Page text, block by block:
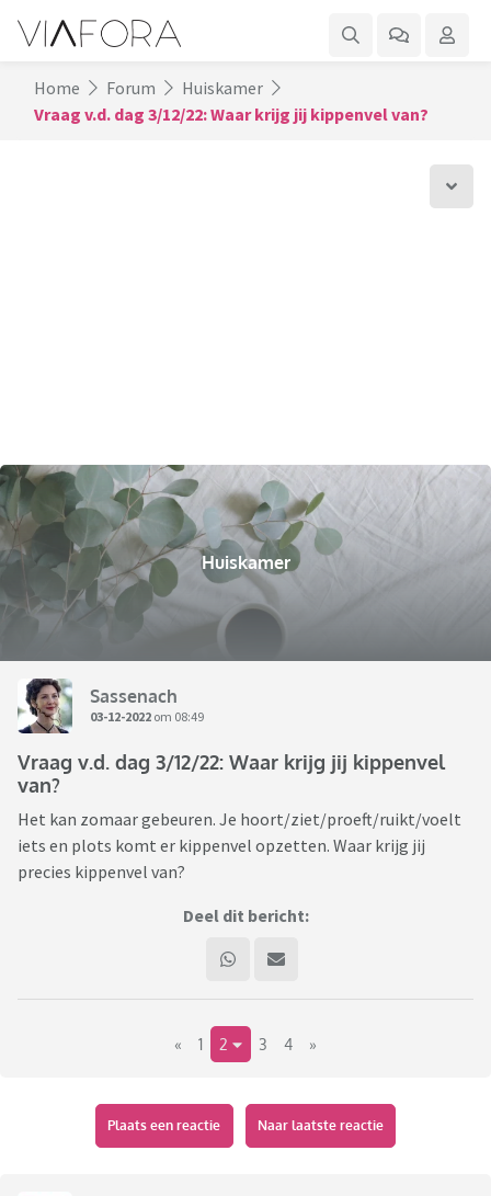
Home Forum
Huiskamer
Vraag v.d. dag 3/12/22: Waar krijg jij kippenvel van?
Huiskamer
Sassenach
03-12-2022 om 08:49
Vraag v.d. dag 3/12/22: Waar krijg jij kippenvel
van?
Het kan zomaar gebeuren. Je hoort/ziet/proeft/ruikt/voelt
iets en plots komt er kippenvel opzetten. Waar krijg jij
precies kippenvel van?
Deel dit bericht:
« 1 2 3 4 »
Plaats een reactie Naar laatste reactie